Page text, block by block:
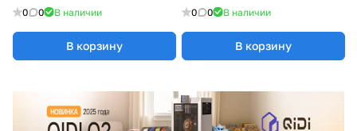
скольжения, GDSTIME
0 0 В наличии
В корзину
Xinyujie
0 0 В наличии
В корзину